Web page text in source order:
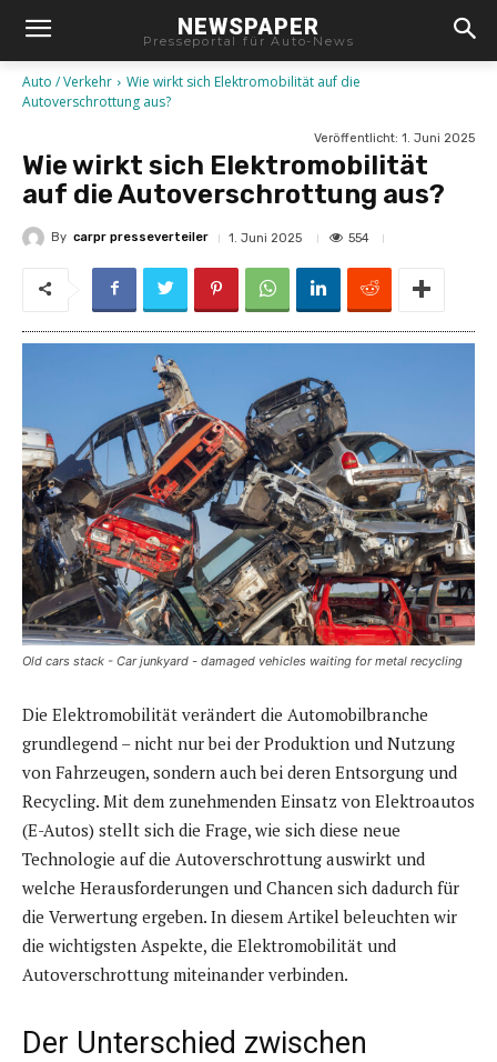
NEWSPAPER
Presseportal für Auto-News
Auto / Verkehr
Wie wirkt sich Elektromobilität auf die
Autoverschrottung aus?
Veröffentlicht: 1. Juni 2025
Wie wirkt sich Elektromobilität
auf die Autoverschrottung aus?
By carpr presseverteiler 1. Juni 2025 554
Old cars stack - Car junkyard - damaged vehicles waiting for metal recycling
Die Elektromobilität verändert die Automobilbranche
grundlegend – nicht nur bei der Produktion und Nutzung
von Fahrzeugen, sondern auch bei deren Entsorgung und
Recycling. Mit dem zunehmenden Einsatz von Elektroautos
(E-Autos) stellt sich die Frage, wie sich diese neue
Technologie auf die Autoverschrottung auswirkt und
welche Herausforderungen und Chancen sich dadurch für
die Verwertung ergeben. In diesem Artikel beleuchten wir
die wichtigsten Aspekte, die Elektromobilität und
Autoverschrottung miteinander verbinden.
Der Unterschied zwischen